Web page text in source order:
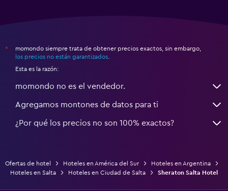
*
momondo siempre trata de obtener precios exactos, sin embargo,
los precios no están garantizados
Esta es la razón:
momondo no es el vendedor.
Agregamos montones de datos para ti
¿Por qué los precios no son 100% exactos?
Ofertas de hotel Hoteles en América del Sur
Hoteles en Argentina
Hoteles en Salta
Hoteles en Ciudad de Salta Sheraton Salta Hotel